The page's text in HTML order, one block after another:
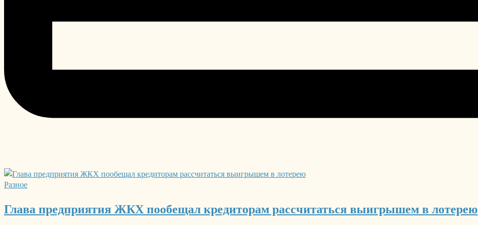
Разное
Глава предприятия ЖКХ пообещал кредиторам рассчитаться выигрышем в лотерею